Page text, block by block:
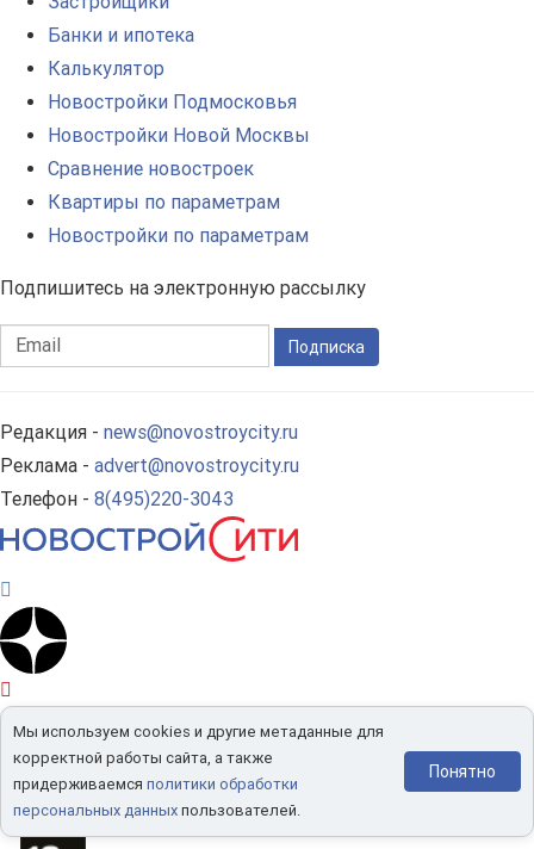
Банки и ипотека
Калькулятор
Новостройки Подмосковья
Новостройки Новой Москвы
Сравнение новостроек
Квартиры по параметрам
Новостройки по параметрам
Подпишитесь на электронную рассылку
Подписка
Редакция - news@novostroycity.ru
Реклама - advert@novostroycity.ru
Телефон - 8(495)220-3043
Мы используем cookies и другие метаданные для
корректной работы сайта, а также
придерживаемся политики обработки
персональных данных пользователей.
Понятно